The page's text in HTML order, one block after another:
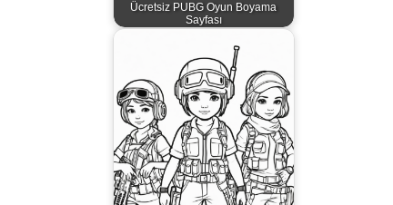
Ücretsiz PUBG Oyun Boyama
Sayfası